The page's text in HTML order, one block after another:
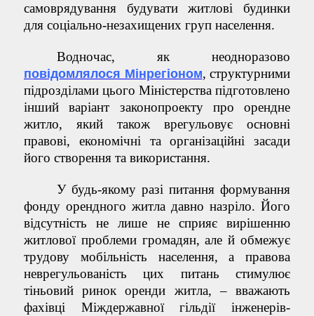
самоврядування будувати житлові будинки
для соціально-незахищених груп населення.
Водночас, як неодноразово
повідомлялося Мінрегіоном, структурними
підрозділами цього Міністерства підготовлено
інший варіант законопроекту про орендне
житло, який також врегульовує основні
правові, економічні та організаційні засади
його створення та використання.
У будь-якому разі питання формування
фонду орендного житла давно назріло. Його
відсутність не лише не сприяє вирішенню
житлової проблеми громадян, але й обмежує
трудову мобільність населення, а правова
неврегульованість цих питань стимулює
тіньовий ринок оренди житла, – вважають
фахівці Міждержавної гільдії інженерів-